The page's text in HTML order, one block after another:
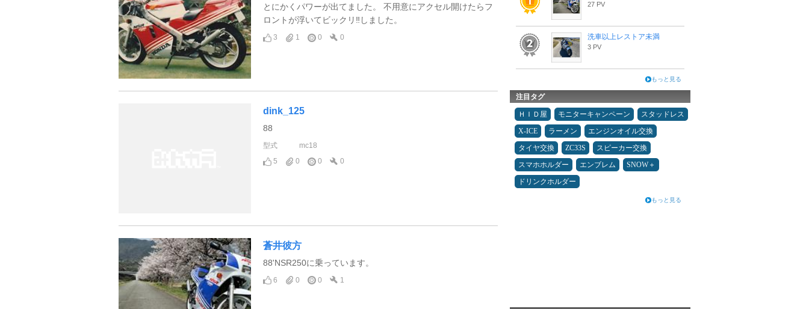
とにかくパワーが出てました。 不用意にアクセル開けたらフ
ロントが浮いてビックリ‼️しました。
3 1 0 0
dink_125
88
型式
mc18
5
0 0 0
蒼井彼方
88'NSR250に乗っています。
6 0 0 1
27 PV
洗車以上レストア未満
3 PV
もっと見る
注目タグ
ＨＩＤ屋 モニターキャンペーン
スタッドレス
X-ICE
ラーメン
エンジンオイル交換
タイヤ交換
ZC33S
スピーカー交換
スマホホルダー
エンブレム
SNOW＋
ドリンクホルダー
もっと見る